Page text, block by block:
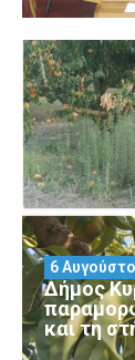
Δήμος
και τη
6